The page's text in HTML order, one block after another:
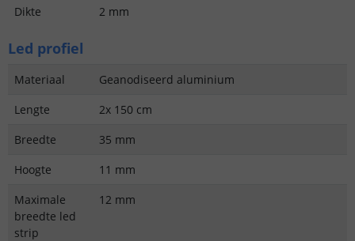
Dikte
2 mm
Led profiel
Materiaal
Geanodiseerd aluminium
Lengte
2x 150 cm
Breedte
35 mm
Hoogte
11 mm
Maximale
breedte led
strip
12 mm